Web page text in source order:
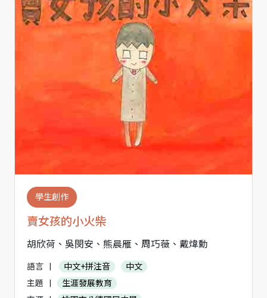
學生創作
賣女孩的小火柴
胡欣荷、吳閔安、熊晨雁、周巧薇、戴煒勳
語言 中文+拼注音
中文
主題
生涯發展教育